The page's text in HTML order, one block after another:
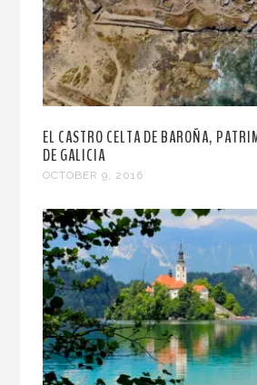
EL CASTRO CELTA DE BAROÑA,
DE GALICIA
OCTOBER 9, 2016